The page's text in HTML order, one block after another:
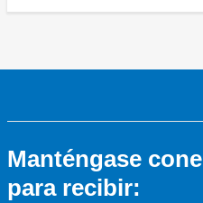
Manténgase
para recibir: